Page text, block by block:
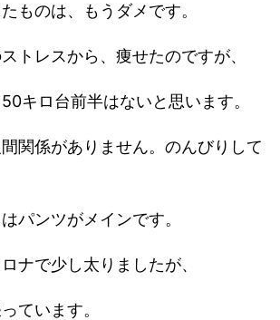
ものは、もうダメです。
トレスから、痩せたのですが、
キロ台前半はないと思います。
関係がありません。のんびりして
パンツがメインです。
ナで少し太りましたが、
ています。